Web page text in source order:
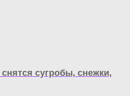
сугробы, снежки,